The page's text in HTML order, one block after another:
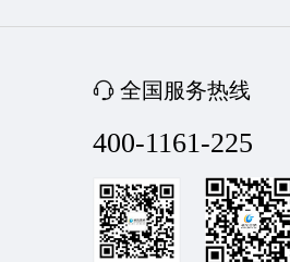
全国服务热线
400-1161-225